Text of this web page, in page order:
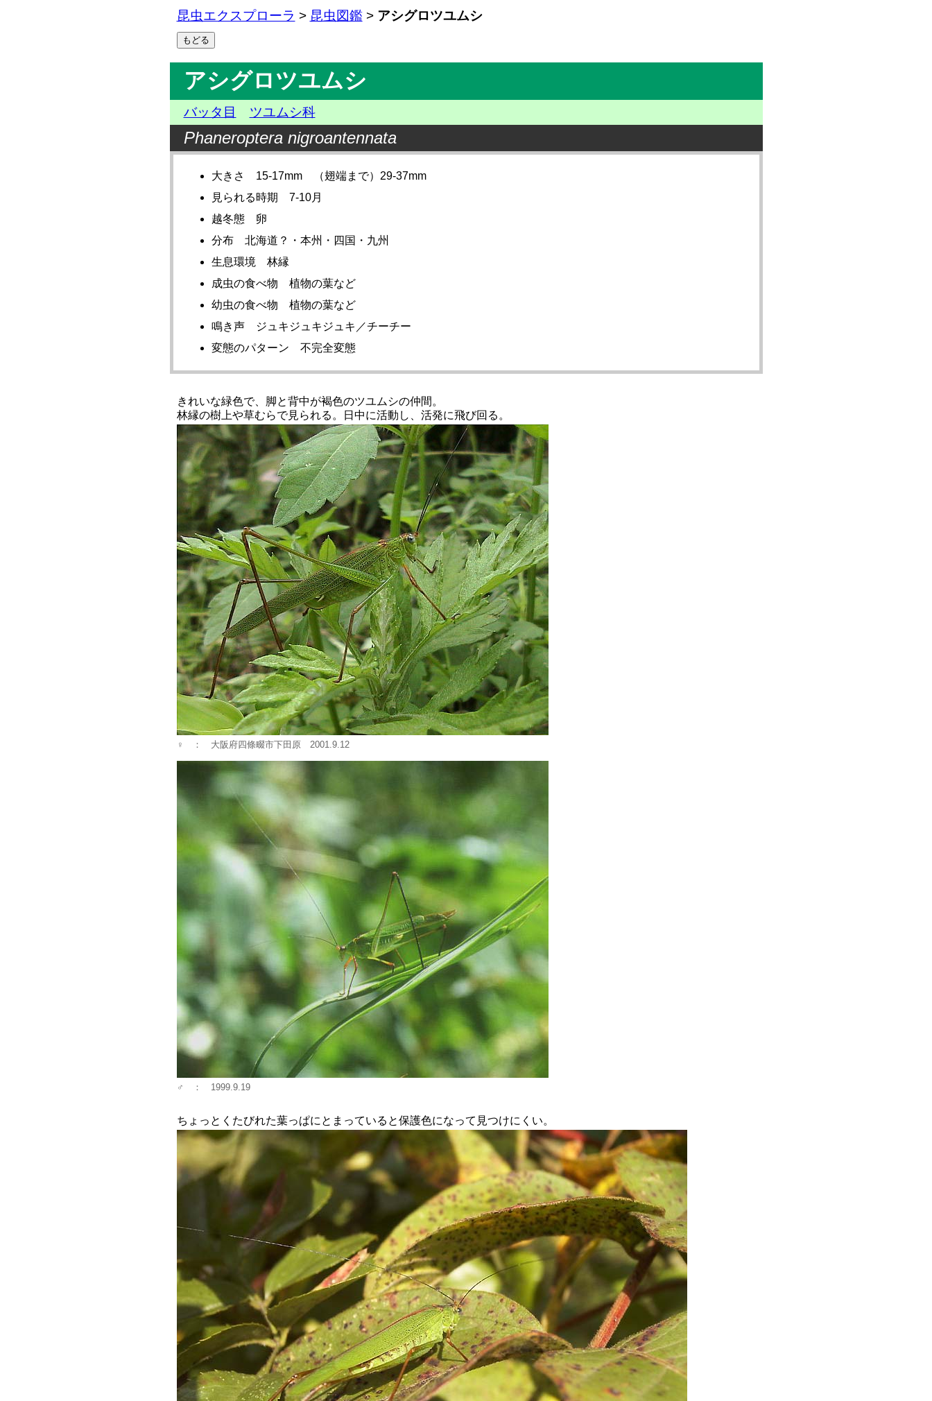
昆虫エクスプローラ > 昆虫図鑑> アシグロツユムシ
アシグロツユムシ
バッタ目 ツユムシ科
Phaneroptera nigroantennata
大きさ 15-17mm （翅端まで）29-37mm
見られる時期 7-10月
越冬態 卵
分布 北海道？・本州・四国・九州
生息環境 林縁
成虫の食べ物 植物の葉など
幼虫の食べ物 植物の葉など
鳴き声 ジュキジュキジュキ／チーチー
変態のパターン 不完全変態
きれいな緑色で、脚と背中が褐色のツユムシの仲間。
林縁の樹上や草むらで見られる。日中に活動し、活発に飛び回る。
♀ ： 大阪府四條畷市下田原 2001.9.12
♂ ： 1999.9.19
ちょっとくたびれた葉っぱにとまっていると保護色になって見つけにくい。